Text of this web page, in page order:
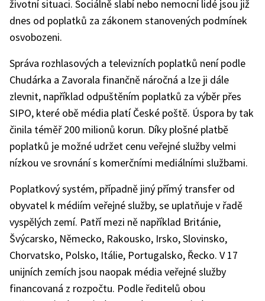
životní situaci. Sociálně slabí nebo nemocní lidé jsou již
dnes od poplatků za zákonem stanovených podmínek
osvobozeni.
Správa rozhlasových a televizních poplatků není podle
Chudárka a Zavorala finančně náročná a lze ji dále
zlevnit, například odpuštěním poplatků za výběr přes
SIPO, které obě média platí České poště. Úspora by tak
činila téměř 200 milionů korun. Díky plošné platbě
poplatků je možné udržet cenu veřejné služby velmi
nízkou ve srovnání s komerčními mediálními službami.
Poplatkový systém, případně jiný přímý transfer od
obyvatel k médiím veřejné služby, se uplatňuje v řadě
vyspělých zemí. Patří mezi ně například Británie,
Švýcarsko, Německo, Rakousko, Irsko, Slovinsko,
Chorvatsko, Polsko, Itálie, Portugalsko, Řecko. V 17
unijních zemích jsou naopak média veřejné služby
financovaná z rozpočtu. Podle ředitelů obou